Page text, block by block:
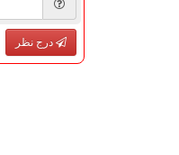
درج نظر